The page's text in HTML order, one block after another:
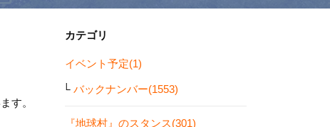
す。
カテゴリ
イベント予定(1)
バックナンバー(1553)
『地球村』のスタンス(301)